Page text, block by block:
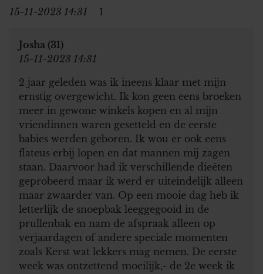
15-11-2023 14:31 1
Josha (31)
15-11-2023 14:31
2 jaar geleden was ik ineens klaar met mijn
ernstig overgewicht. Ik kon geen eens broeken
meer in gewone winkels kopen en al mijn
vriendinnen waren gesetteld en de eerste
babies werden geboren. Ik wou er ook eens
flateus erbij lopen en dat mannen mij zagen
staan. Daarvoor had ik verschillende dieëten
geprobeerd maar ik werd er uiteindelijk alleen
maar zwaarder van. Op een mooie dag heb ik
letterlijk de snoepbak leeggegooid in de
prullenbak en nam de afspraak alleen op
verjaardagen of andere speciale momenten
zoals Kerst wat lekkers mag nemen. De eerste
week was ontzettend moeilijk,- de 2e week ik